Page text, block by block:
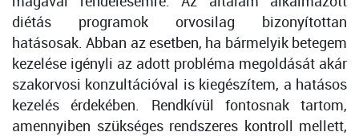
diétás programok orvosilag bizonyítottan
hatásosak. Abban az esetben, ha bármelyik betegem
kezelése igényli az adott probléma megoldását akár
szakorvosi konzultációval is kiegészítem, a hatásos
kezelés érdekében. Rendkívül fontosnak tartom,
amennyiben szükséges rendszeres kontroll mellett,